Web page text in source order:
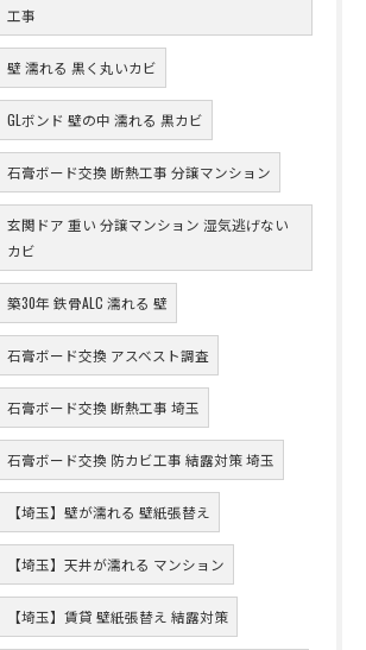
工事
壁 濡れる 黒く丸いカビ
GLボンド 壁の中 濡れる 黒カビ
石膏ボード交換 断熱工事 分譲マンション
玄関ドア 重い 分譲マンション 湿気逃げない
カビ
築30年 鉄骨ALC 濡れる 壁
石膏ボード交換 アスベスト調査
石膏ボード交換 断熱工事 埼玉
石膏ボード交換 防カビ工事 結露対策 埼玉
【埼玉】壁が濡れる 壁紙張替え
【埼玉】天井が濡れる マンション
【埼玉】賃貸 壁紙張替え 結露対策